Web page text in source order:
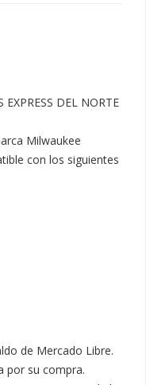
DEL NORTE
Milwaukee
con los siguientes
de Mercado Libre.
por su compra.